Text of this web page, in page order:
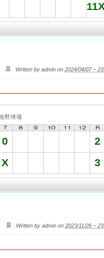
Written by admin on 2024/04/07 –
野球場
0 2
X 3
Written by admin on 2023/11/26 –